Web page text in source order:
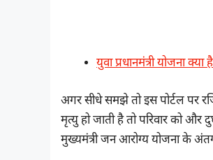
युवा प्रधानमंत्री योजना
अगर सीधे समझे तो इस पोर्टल पर
मृत्यु हो जाती है तो परिवार को और
मुख्यमंत्री जन आरोग्य योजना के